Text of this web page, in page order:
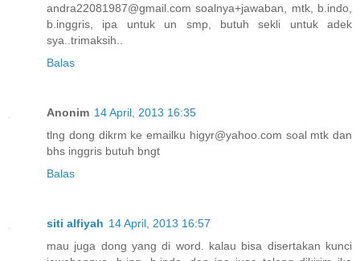
andra22081987@gmail.com soalnya+jawaban, mtk, b.indo,
b.inggris, ipa untuk un smp, butuh sekli untuk adek
sya..trimaksih..
Balas
Anonim 14 April, 2013 16:35
tlng dong dikrm ke emailku higyr@yahoo.com soal mtk dan
bhs inggris butuh bngt
Balas
siti alfiyah 14 April, 2013 16:57
mau juga dong yang di word. kalau bisa disertakan kunci